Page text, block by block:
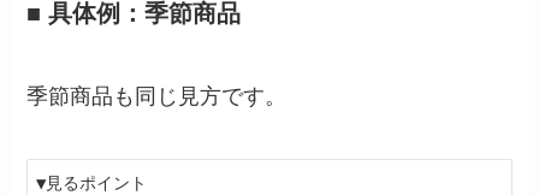
■ 具体例：季節商品
季節商品も同じ見方です。
▼見るポイント